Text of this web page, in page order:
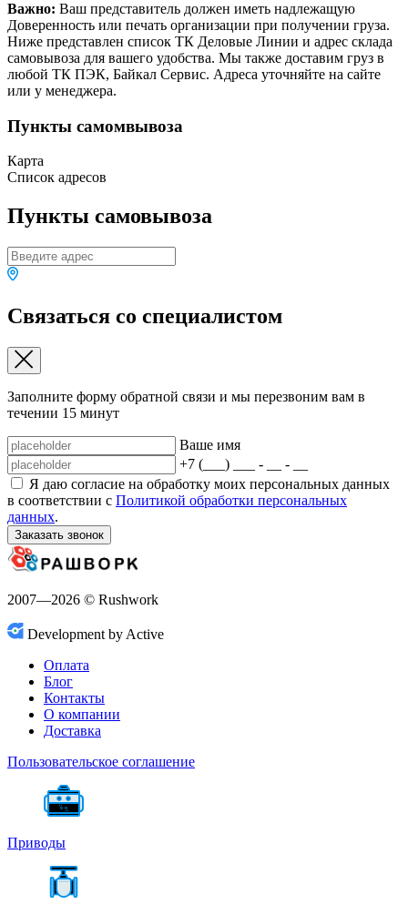
Важно: Ваш представитель должен иметь надлежащую
Доверенность или печать организации при получении груза.
Ниже представлен список ТК Деловые Линии и адрес склада
самовывоза для вашего удобства. Мы также доставим груз в
любой ТК ПЭК, Байкал Сервис. Адреса уточняйте на сайте
или у менеджера.
Пункты самомвывоза
Карта
Список адресов
Пункты самовывоза
Связаться со специалистом
Заполните форму обратной связи и мы перезвоним вам в
течении 15 минут
Ваше имя
+7 (___) ___ - __ - __
Я даю согласие на обработку моих персональных данных
в соответствии с Политикой обработки персональных
данных.
Заказать звонок
2007—2026 © Rushwork
Development by Active
Оплата
Блог
Контакты
О компании
Доставка
Пользовательское соглашение
Приводы